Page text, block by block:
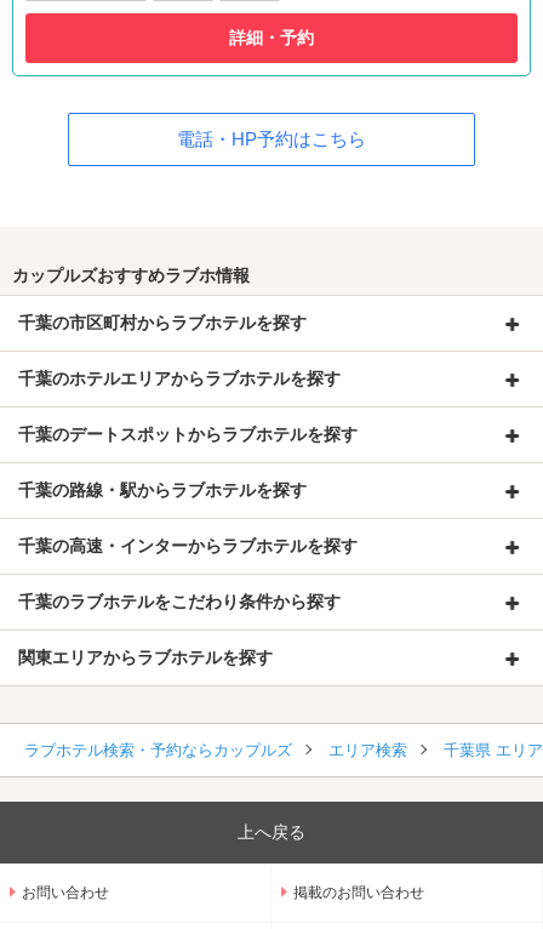
詳細・予約
電話・HP予約はこちら
カップルズおすすめラブホ情報
千葉の市区町村からラブホテルを探す
千葉のホテルエリアからラブホテルを探す
千葉のデートスポットからラブホテルを探す
千葉の路線・駅からラブホテルを探す
千葉の高速・インターからラブホテルを探す
千葉のラブホテルをこだわり条件から探す
関東エリアからラブホテルを探す
ラブホテル検索・予約ならカップルズ エリア検索 千葉県 エリ
上へ戻る
お問い合わせ 掲載のお問い合わせ